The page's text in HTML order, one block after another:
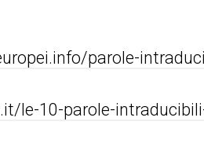
parole-
le-10-parole-